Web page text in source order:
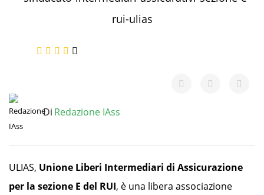
Ratings
Di Redazione IAss
ULIAS, Unione Liberi Intermediari di Assicurazione
per la sezione E del RUI, è una libera associazione